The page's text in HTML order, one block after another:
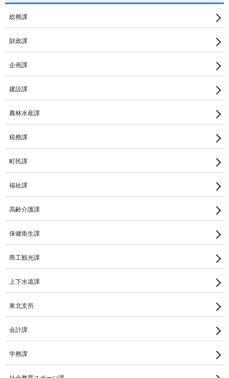
総務課
財政課
企画課
建設課
農林水産課
税務課
町民課
福祉課
高齢介護課
保健衛生課
商工観光課
上下水道課
東北支所
会計課
学務課